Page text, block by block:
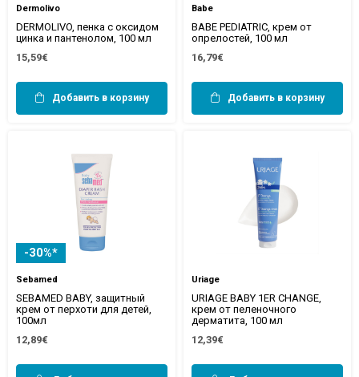
Dermolivo
DERMOLIVO, пенка с оксидом
цинка и пантенолом, 100 мл
15,59€
Добавить в корзину
Babe
BABE PEDIATRIC, крем от
опрелостей, 100 мл
16,79€
Добавить в корзину
-30%*
Sebamed
SEBAMED BABY, защитный
крем от перхоти для детей,
100мл
12,89€
Uriage
URIAGE BABY 1ER CHANGE,
крем от пеленочного
дерматита, 100 мл
12,39€